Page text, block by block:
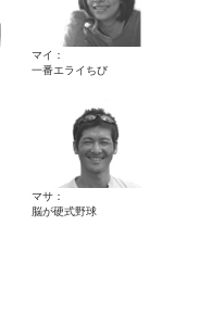
マイ：
一番エライちび
マサ：
脳が硬式野球